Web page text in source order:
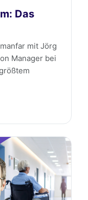
Das
mit Jörg
Manager bei